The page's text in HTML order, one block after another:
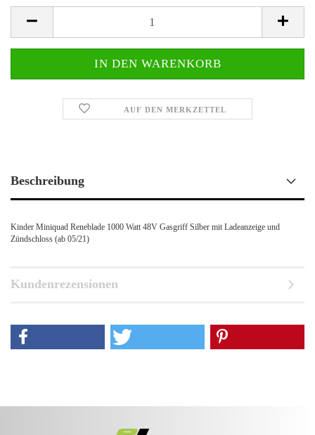
AUF DEN MERKZETTEL
Beschreibung
Kinder Miniquad Reneblade 1000 Watt 48V Gasgriff Silber mit Ladeanzeige und
Zündschloss (ab 05/21)
Kundenrezensionen